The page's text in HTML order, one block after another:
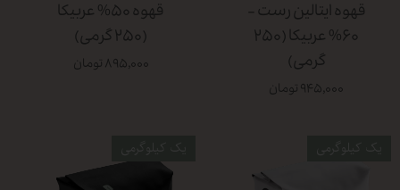
قهوه ایتالین رست -
۶۰% عربیکا (۲۵۰
گرمی)
۹۴۵,۰۰۰ تومان
قهوه ۵۰% عربیکا
(۲۵۰ گرمی)
۸۹۵,۰۰۰ تومان